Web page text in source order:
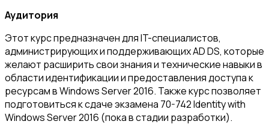
Аудитория
Этот курс предназначен для IT-специалистов,
администрирующих и поддерживающих AD DS, которые
желают расширить свои знания и технические навыки в
области идентификации и предоставления доступа к
ресурсам в Windows Server 2016. Также курс позволяет
подготовиться к сдаче экзамена 70-742 Identity with
Windows Server 2016 (пока в стадии разработки).